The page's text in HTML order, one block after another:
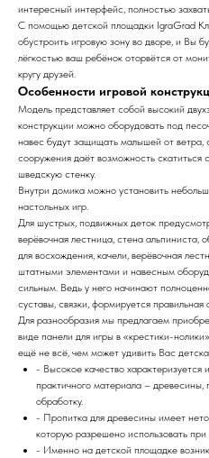
интересный интерфейс, полностью
С помощью детской площадки IgraGrad
обустроить игровую зону во дворе, и Вы
лёгкостью ваш ребёнок оторвётся от
кругу друзей.
Особенности игровой
Модель представляет собой высокий
конструкции можно оборудовать под
навес будут защищать малышей от ветра,
сооружения даёт возможность скатиться
шведскую стенку.
Внутри домика можно установить
настольных игр.
Для шустрых, подвижных деток
верёвочная лестница, стена альпиниста,
для восхождения, качели, верёвочная
штатными элементами и навесным
сильным. Ведь у него начинают
суставы, связки, формируется правильная
Для разнообразия мы предлагаем
виде панели для игры в «крестики-
ещё не всё, чем может удивить Вас
- Высокое качество характеризуется
практичного материала –
обработку.
- Пропитка для древесины имеет
которую разрешено использовать при
- Именно на детской площадке